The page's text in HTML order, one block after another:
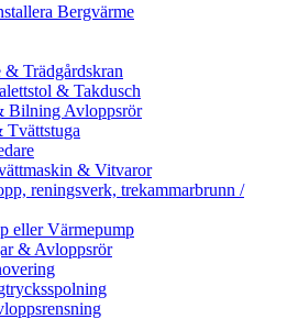
Bergvärme
& Trädgårdskran
& Takdusch
Bilning Avloppsrör
Tvättstuga
& Vitvaror
reningsverk, trekammarbrunn /
eller Värmepump
& Avloppsrör